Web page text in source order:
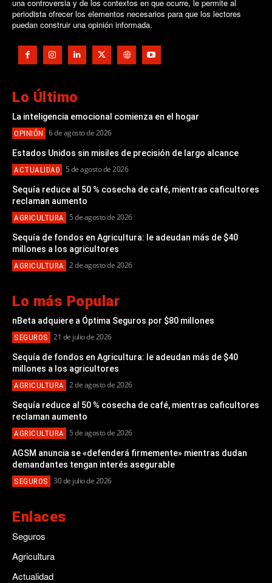
una controversia y de los contextos en que ocurre, le permite al
periodista ofrecer los elementos necesarios para que los lectores
puedan construir una opinión informada.
Lo Último
La inteligencia emocional comienza en el hogar
OPINIÓN 6 de agosto de 2026
Estados Unidos sin misiles de precisión de largo alcance
ACTUALIDAD 5 de agosto de 2026
Sequía reduce al 50 % cosecha de café, mientras caficultores
reclaman aumento
AGRICULTURA 5 de agosto de 2026
Sequía de fondos en Agricultura: le adeudan más de $40
millones a los agricultores
AGRICULTURA 2 de agosto de 2026
Lo más Popular
nBeta adquiere a Óptima Seguros por $80 millones
SEGUROS 21 de julio de 2026
Sequía de fondos en Agricultura: le adeudan más de $40
millones a los agricultores
AGRICULTURA 2 de agosto de 2026
Sequía reduce al 50 % cosecha de café, mientras caficultores
reclaman aumento
AGRICULTURA 5 de agosto de 2026
AGSM anuncia se «defenderá firmemente» mientras dudan
demandantes tengan interés asegurable
SEGUROS 30 de julio de 2026
Enlaces
Seguros
Agricultura
Actualidad